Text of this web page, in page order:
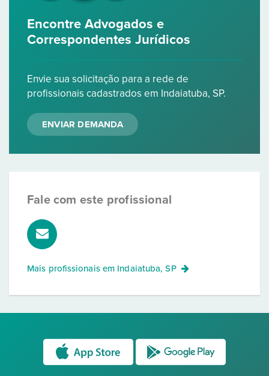
Encontre Advogados e
Correspondentes Jurídicos
Envie sua solicitação para a rede de
profissionais cadastrados em Indaiatuba, SP.
ENVIAR DEMANDA
Fale com este profissional
Mais profissionais em Indaiatuba, SP